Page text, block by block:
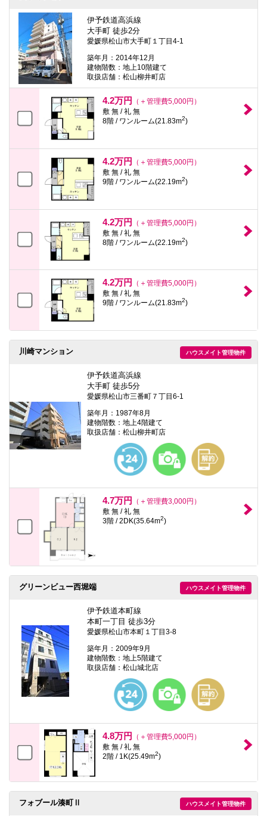
伊予鉄道高浜線
大手町 徒歩2分
愛媛県松山市大手町１丁目4-1
築年月：2014年12月
建物階数：地上10階建て
取扱店舗：松山柳井町店
4.2万円
（＋管理費5,000円）
敷 無 / 礼 無
8階 / ワンルーム(21.83m2)
4.2万円
（＋管理費5,000円）
敷 無 / 礼 無
9階 / ワンルーム(22.19m2)
4.2万円
（＋管理費5,000円）
敷 無 / 礼 無
8階 / ワンルーム(22.19m2)
4.2万円
（＋管理費5,000円）
敷 無 / 礼 無
9階 / ワンルーム(21.83m2)
ハウスメイト管理物件
川崎マンション
伊予鉄道高浜線
大手町 徒歩5分
愛媛県松山市三番町７丁目6-1
築年月：1987年8月
建物階数：地上4階建て
取扱店舗：松山柳井町店
4.7万円
（＋管理費3,000円）
敷 無 / 礼 無
3階 / 2DK(35.64m2)
ハウスメイト管理物件
グリーンビュー西堀端
伊予鉄道本町線
本町一丁目 徒歩3分
愛媛県松山市本町１丁目3-8
築年月：2009年9月
建物階数：地上5階建て
取扱店舗：松山城北店
4.8万円
（＋管理費5,000円）
敷 無 / 礼 無
2階 / 1K(25.49m2)
ハウスメイト管理物件
フォブール湊町Ⅱ